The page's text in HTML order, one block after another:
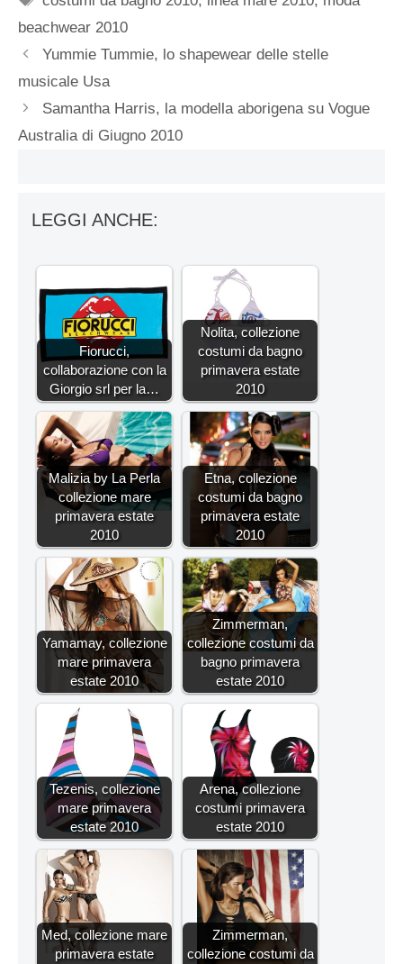
beachwear 2010
Yummie Tummie, lo shapewear delle stelle
musicale Usa
Samantha Harris, la modella aborigena su Vogue
Australia di Giugno 2010
LEGGI ANCHE:
Fiorucci,
collaborazione con la
Giorgio srl per la…
Nolita, collezione
costumi da bagno
primavera estate
2010
Malizia by La Perla
collezione mare
primavera estate
2010
Etna, collezione
costumi da bagno
primavera estate
2010
Yamamay, collezione
mare primavera
estate 2010
Zimmerman,
collezione costumi da
bagno primavera
estate 2010
Tezenis, collezione
mare primavera
estate 2010
Arena, collezione
costumi primavera
estate 2010
Med, collezione mare
primavera estate
Zimmerman,
collezione costumi da